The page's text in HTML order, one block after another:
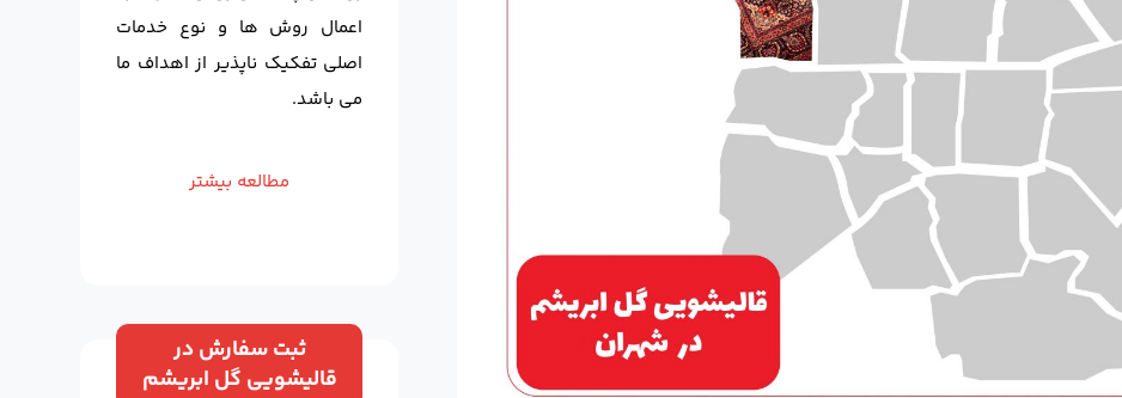
اعمال روش ها و نوع خدمات
اصلی تفکیک ناپذیر از اهداف ما
می باشد.
مطالعه بیشتر
ثبت سفارش در
قالیشویی گل ابریشم